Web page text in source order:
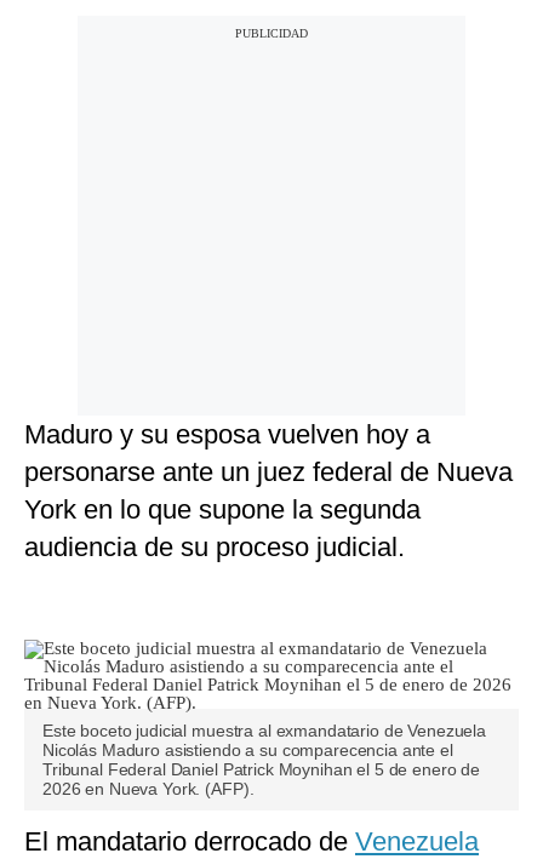
Maduro y su esposa vuelven hoy a
personarse ante un juez federal de Nueva
York en lo que supone la segunda
audiencia de su proceso judicial.
Este boceto judicial muestra al exmandatario de Venezuela
Nicolás Maduro asistiendo a su comparecencia ante el
Tribunal Federal Daniel Patrick Moynihan el 5 de enero de
2026 en Nueva York. (AFP).
El mandatario derrocado de Venezuela